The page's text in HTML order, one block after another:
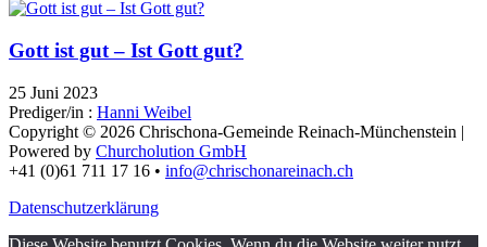
Gott ist gut – Ist Gott gut?
25 Juni 2023
Prediger/in : Hanni Weibel
Copyright © 2026 Chrischona-Gemeinde Reinach-Münchenstein |
Powered by Churcholution GmbH
+41 (0)61 711 17 16 • info@chrischonareinach.ch
Datenschutzerklärung